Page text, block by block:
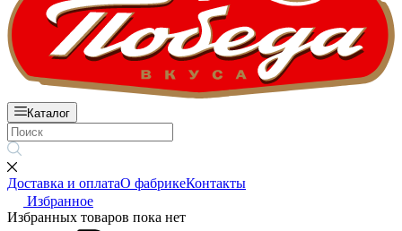
Каталог
Доставка и оплатаО фабрикеКонтакты
Избранное
Избранных товаров пока нет